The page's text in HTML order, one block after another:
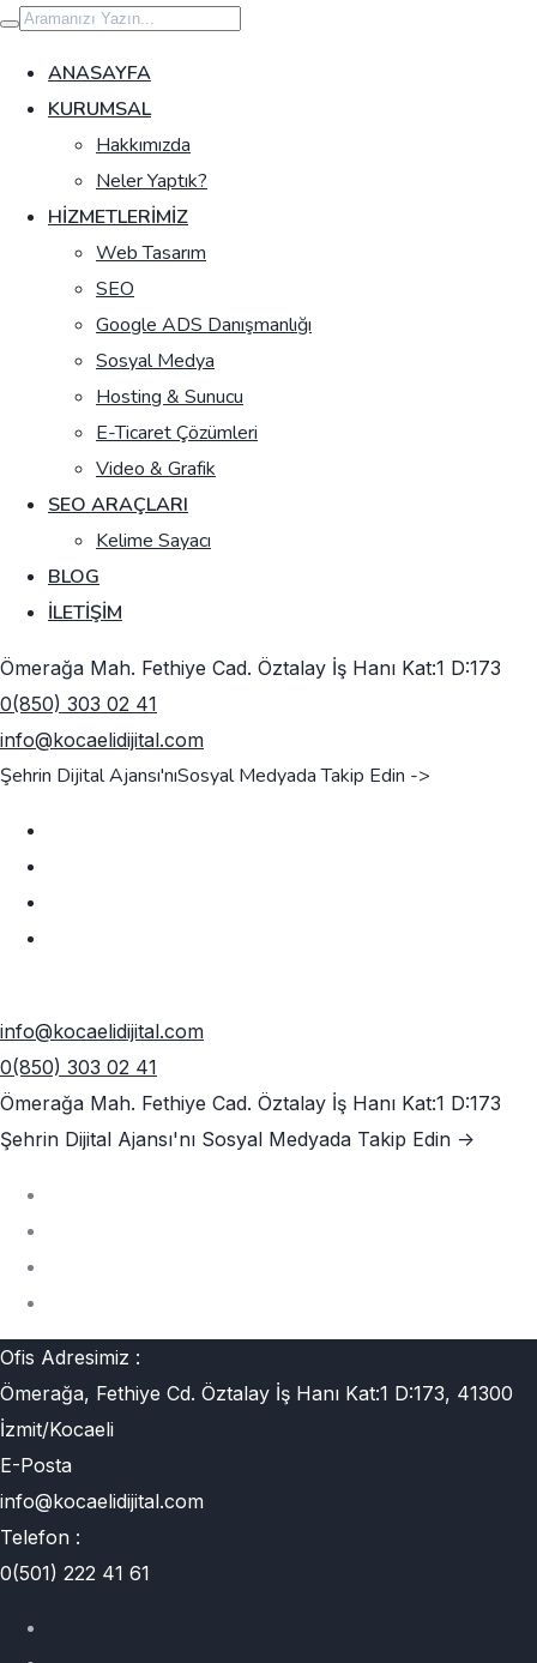
İçeriğe
geç
ANASAYFA
KURUMSAL
Hakkımızda
Neler Yaptık?
HIZMETLERIMIZ
Web Tasarım
SEO
Google ADS Danışmanlığı
Sosyal Medya
Hosting & Sunucu
E-Ticaret Çözümleri
Video & Grafik
SEO ARAÇLARI
Kelime Sayacı
BLOG
İLETIŞIM
Ömerağa Mah. Fethiye Cad. Öztalay İş Hanı Kat:1 D:173
0(850) 303 02 41
info@kocaelidijital.com
Şehrin Dijital Ajansı'nıSosyal Medyada Takip Edin ->
info@kocaelidijital.com
0(850) 303 02 41
Ömerağa Mah. Fethiye Cad. Öztalay İş Hanı Kat:1 D:173
Şehrin Dijital Ajansı'nı Sosyal Medyada Takip Edin ->
Ofis Adresimiz :
Ömerağa, Fethiye Cd. Öztalay İş Hanı Kat:1 D:173, 41300
İzmit/Kocaeli
E-Posta
info@kocaelidijital.com
Telefon :
0(501) 222 41 61